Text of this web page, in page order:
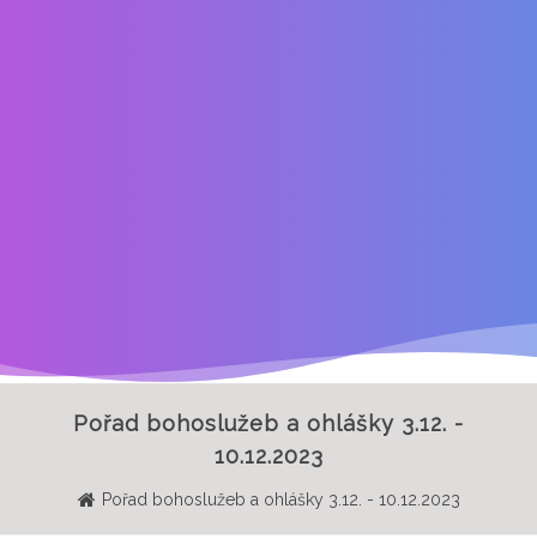
Pořad bohoslužeb a ohlášky 3.12. -
10.12.2023
Pořad bohoslužeb a ohlášky 3.12. - 10.12.2023